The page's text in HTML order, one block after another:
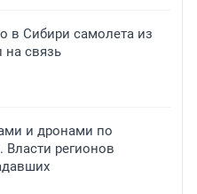
в Сибири самолета из
связь
и дронами по
Власти регионов